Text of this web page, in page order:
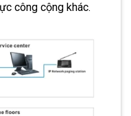
công cộng khác.